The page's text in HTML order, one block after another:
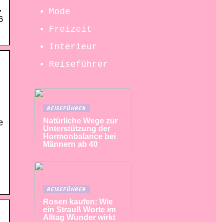
Mode
Freizeit
Interieur
Reiseführer
REISEFÜHRER
Natürliche Wege zur
Unterstützung der
Hormonbalance bei
Männern ab 40
REISEFÜHRER
Rosen kaufen: Wie
ein Strauß Worte im
Alltag Wunder wirkt